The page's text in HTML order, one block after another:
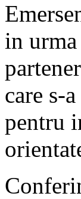
in
care s-
pentru